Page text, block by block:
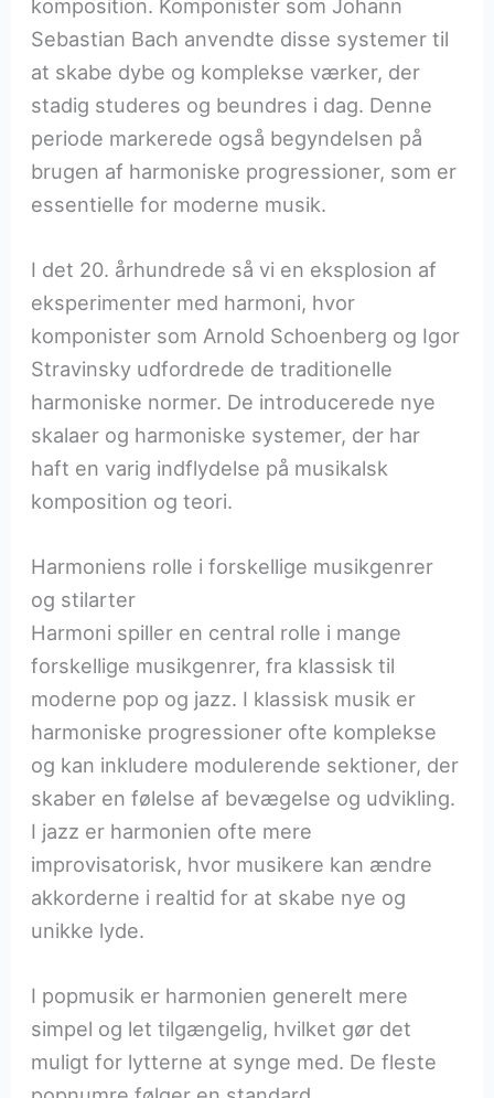
komposition. Komponister som Johann
Sebastian Bach anvendte disse systemer til
at skabe dybe og komplekse værker, der
stadig studeres og beundres i dag. Denne
periode markerede også begyndelsen på
brugen af harmoniske progressioner, som er
essentielle for moderne musik.
I det 20. århundrede så vi en eksplosion af
eksperimenter med harmoni, hvor
komponister som Arnold Schoenberg og Igor
Stravinsky udfordrede de traditionelle
harmoniske normer. De introducerede nye
skalaer og harmoniske systemer, der har
haft en varig indflydelse på musikalsk
komposition og teori.
Harmoniens rolle i forskellige musikgenrer
og stilarter
Harmoni spiller en central rolle i mange
forskellige musikgenrer, fra klassisk til
moderne pop og jazz. I klassisk musik er
harmoniske progressioner ofte komplekse
og kan inkludere modulerende sektioner, der
skaber en følelse af bevægelse og udvikling.
I jazz er harmonien ofte mere
improvisatorisk, hvor musikere kan ændre
akkorderne i realtid for at skabe nye og
unikke lyde.
I popmusik er harmonien generelt mere
simpel og let tilgængelig, hvilket gør det
muligt for lytterne at synge med. De fleste